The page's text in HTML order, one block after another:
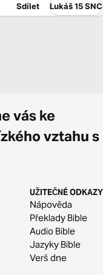
Sdílet Lukáš 15 SNC
vás ke
vztahu s
UŽITEČNÉ ODKAZY
Nápověda
Překlady Bible
Audio Bible
Jazyky Bible
Verš dne